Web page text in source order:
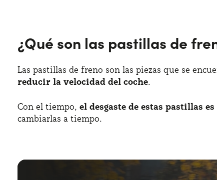
¿Qué son las pastillas de
Las pastillas de freno son las piezas que se
reducir la velocidad del coche.
Con el tiempo, el desgaste de estas pastillas
cambiarlas a tiempo.